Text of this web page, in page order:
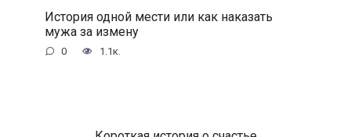
История одной мести или как наказать
мужа за измену
0 1.1к.